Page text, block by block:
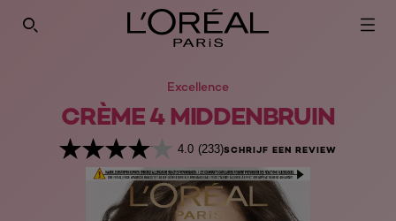
SEARCH THIS SITE
Excellence
CRÈME 4 MIDDENBRUIN
4.0 (233)SCHRIJF EEN REVIEW